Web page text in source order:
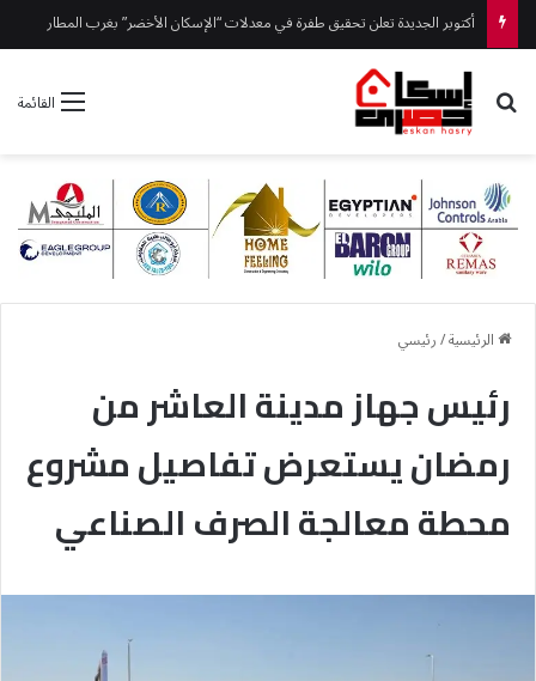
أكتوبر الجديدة تعلن تحقيق طفرة في معدلات “الإسكان الأخضر” بغرب المطار
القائمة بحث عن
الرئيسية/رئيسي
رئيس جهاز مدينة العاشر من
رمضان يستعرض تفاصيل مشروع
محطة معالجة الصرف الصناعي